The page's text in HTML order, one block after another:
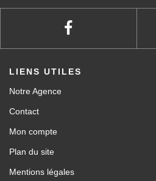
LIENS UTILES
Notre Agence
Contact
Mon compte
Plan du site
Mentions légales